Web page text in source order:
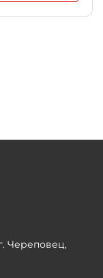
Череповец,